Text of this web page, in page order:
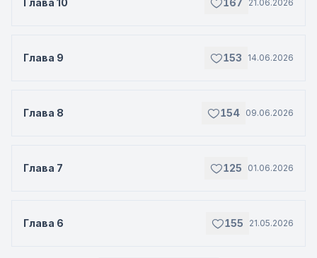
Глава 10 167 21.06.2026
Глава 9 153 14.06.2026
Глава 8 154 09.06.2026
Глава 7 125 01.06.2026
Глава 6 155 21.05.2026